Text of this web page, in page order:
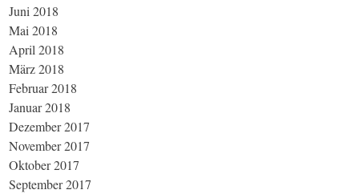
Juni 2018
Mai 2018
April 2018
März 2018
Februar 2018
Januar 2018
Dezember 2017
November 2017
Oktober 2017
September 2017